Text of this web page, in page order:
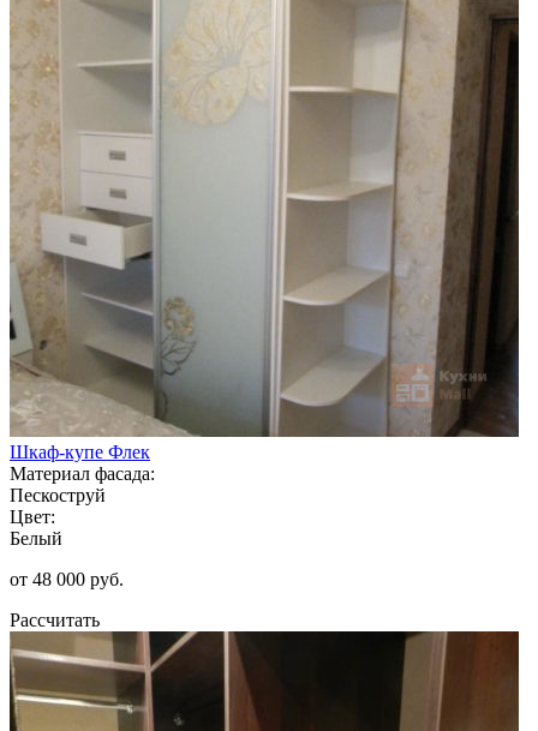
Шкаф-купе Флек
Материал фасада:
Пескоструй
Цвет:
Белый
от 48 000 руб.
Рассчитать